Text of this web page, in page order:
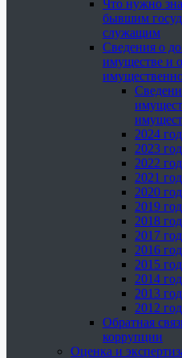
Что нужно
бывшим
служащим
Сведения о
имуществе и
2024 год
2023 год
2022 год
2021 год
2020 год
2019 год
2018 год
2017 год
2016 год
2015 год
2014 год
2013 год
2012 год
Обратная
коррупции
Оценка и